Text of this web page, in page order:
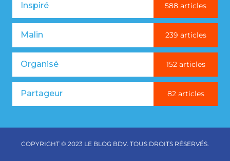
Inspiré 588 articles
Malin 239 articles
Organisé 152 articles
Partageur 82 articles
COPYRIGHT © 2023 LE BLOG BDV. TOUS DROITS RÉSERVÉS.